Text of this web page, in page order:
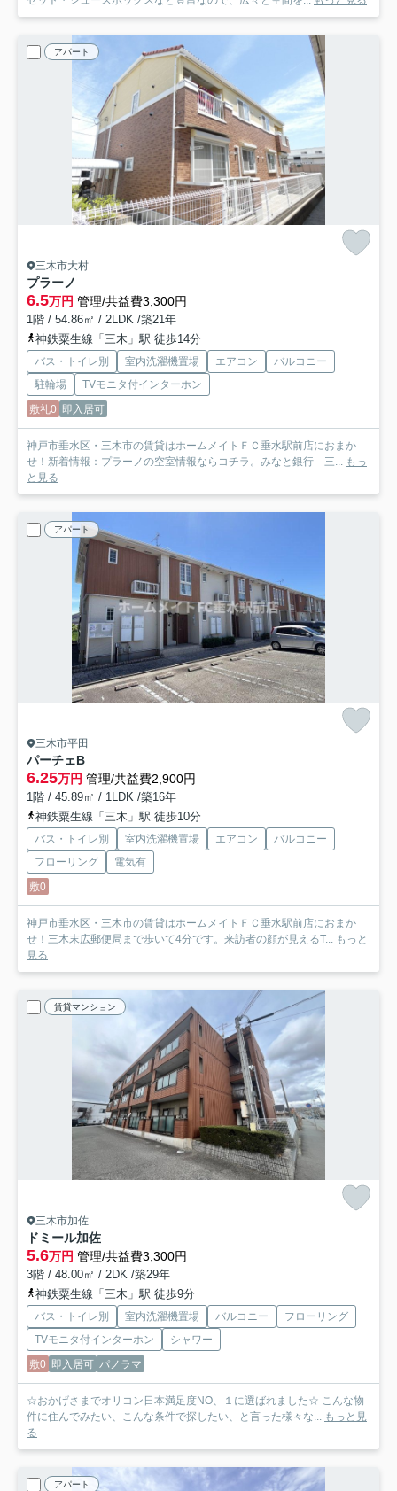
アパート
三木市大村
プラーノ
6.5万円 管理/共益費3,300円
1階 / 54.86㎡ / 2LDK /築21年
神鉄粟生線「三木」駅 徒歩14分
バス・トイレ別 室内洗濯機置場 エアコン
バルコニー
駐輪場
TVモニタ付インターホン
敷礼0 即入居可
神戸市垂水区・三木市の賃貸はホームメイトＦＣ垂水駅前店におまか
せ！新着情報：プラーノの空室情報ならコチラ。みなと銀行 三... もっ
と見る
アパート
三木市平田
パーチェB
6.25万円 管理/共益費2,900円
1階 / 45.89㎡ / 1LDK /築16年
神鉄粟生線「三木」駅 徒歩10分
バス・トイレ別 室内洗濯機置場 エアコン
バルコニー
フローリング
電気有
敷0
神戸市垂水区・三木市の賃貸はホームメイトＦＣ垂水駅前店におまか
せ！三木末広郵便局まで歩いて4分です。来訪者の顔が見えるT... もっと
見る
賃貸マンション
三木市加佐
ドミール加佐
5.6万円 管理/共益費3,300円
3階 / 48.00㎡ / 2DK /築29年
神鉄粟生線「三木」駅 徒歩9分
バス・トイレ別 室内洗濯機置場 バルコニー
フローリング
TVモニタ付インターホン
シャワー
敷0 即入居可 パノラマ
☆おかげさまでオリコン日本満足度NO、１に選ばれました☆ こんな物
件に住んでみたい、こんな条件で探したい、と言った様々な... もっと見
る
アパート